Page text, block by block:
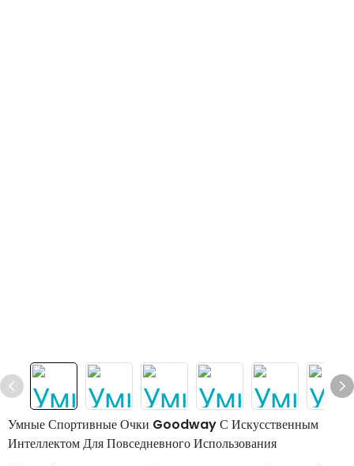
Умные Спортивные Очки Goodway С Искусственным
Интеллектом Для Повседневного Использования